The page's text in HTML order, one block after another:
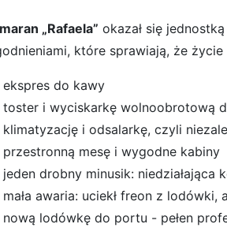
„Rafaela” okazał się
które sprawiają, że
ekspres do kawy
toster i wyciskarkę wolnoobrotową
klimatyzację i odsalarkę, czyli
przestronną mesę i wygodne kabiny
jeden drobny minusik: niedziałająca
mała awaria: uciekł freon z lodówki,
nową lodówkę do portu - pełen